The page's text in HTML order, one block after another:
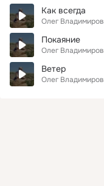
Как всегда
Олег Владимиров
Покаяние
Олег Владимиров
Ветер
Олег Владимиров